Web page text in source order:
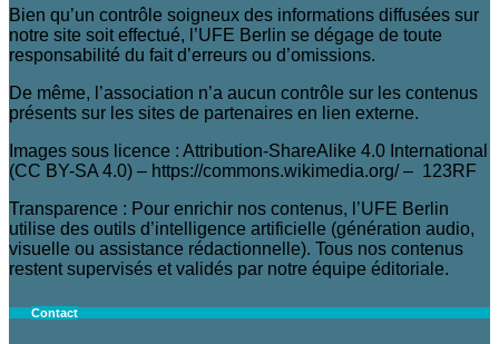
Bien qu’un contrôle soigneux des informations diffusées sur
notre site soit effectué, l’UFE Berlin se dégage de toute
responsabilité du fait d’erreurs ou d’omissions.
De même, l’association n’a aucun contrôle sur les contenus
présents sur les sites de partenaires en lien externe.
Images sous licence : Attribution-ShareAlike 4.0 International
(CC BY-SA 4.0) – https://commons.wikimedia.org/ – 123RF
Transparence : Pour enrichir nos contenus, l’UFE Berlin
utilise des outils d’intelligence artificielle (génération audio,
visuelle ou assistance rédactionnelle). Tous nos contenus
restent supervisés et validés par notre équipe éditoriale.
Contact